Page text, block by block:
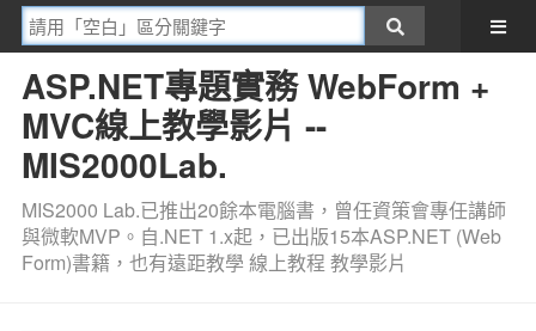
ASP.NET專題實務 WebForm +
MVC線上教學影片 --
MIS2000Lab.
MIS2000 Lab.已推出20餘本電腦書，曾任資策會專任講師
與微軟MVP。自.NET 1.x起，已出版15本ASP.NET (Web
Form)書籍，也有遠距教學 線上教程 教學影片